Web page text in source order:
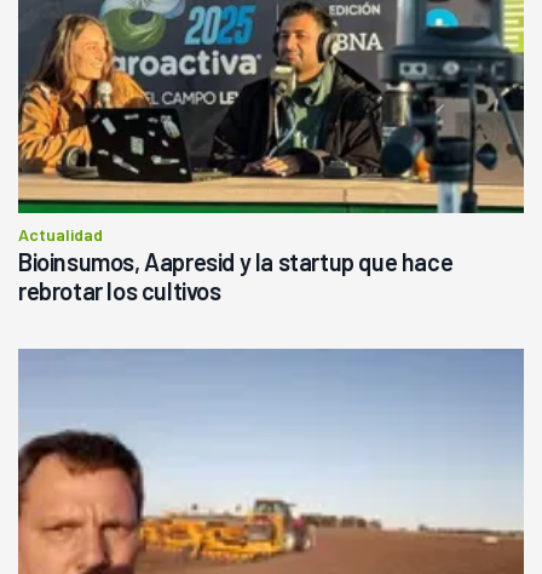
Actualidad
Bioinsumos, Aapresid y la startup que hace
rebrotar los cultivos